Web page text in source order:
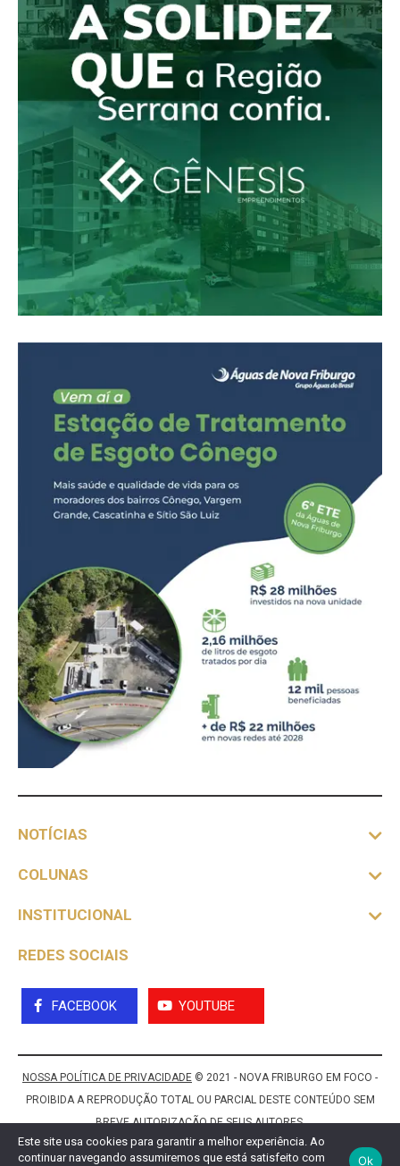
NOTÍCIAS
COLUNAS
INSTITUCIONAL
REDES SOCIAIS
FACEBOOK YOUTUBE
NOSSA POLÍTICA DE PRIVACIDADE © 2021 - NOVA FRIBURGO EM FOCO -
PROIBIDA A REPRODUÇÃO TOTAL OU PARCIAL DESTE CONTEÚDO SEM
BREVE AUTORIZAÇÃO DE SEUS AUTORES.
Este site usa cookies para garantir a melhor experiência. Ao
continuar navegando assumiremos que está satisfeito com
Ok